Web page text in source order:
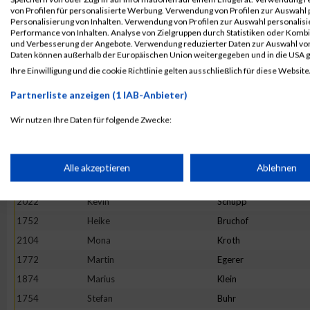
1724
Frederic Beck
1895
Hannah Krießbach
1907
Nathalie Laux
2090
Daniel Wiederstein
1904
Sophie
Maurice
1851
Ralph Huschka
2022
Kevin Schupp
1752
Heike Bruchof
2104
Mona Kroth
1772
Martin Egerer
1874
Marius Klein
1754
Stefan Buhr
von Profilen für personalisierte Werbung. Verwendung von Profilen zur
Personalisierung von Inhalten. Verwendung von Profilen zur Auswahl
Performance von Inhalten. Analyse von Zielgruppen durch Statistiken oder
und Verbesserung der Angebote. Verwendung reduzierter Daten zur Auswahl
Daten können außerhalb der Europäischen Union weitergegeben und in die USA
Ihre Einwilligung und die cookie Richtlinie gelten ausschließlich für diese
Partnerliste anzeigen (1 IAB-Anbieter)
Wir nutzen Ihre Daten für folgende Zwecke:
Speichern von oder Zugriff auf Informationen auf einem
Verwendung reduzierter Daten zur Auswahl von Werbeanzeigen
Verwendung von Profilen zur Auswahl personalisierter Werbung
Alle akzeptieren Ablehnen